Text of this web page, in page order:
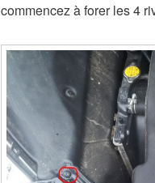
commencez à forer les 4